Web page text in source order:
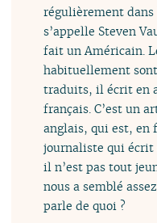
régulièrement dans
s’appelle Steven
fait un Américain.
habituellement
traduits, il écrit en
français. C’est un
anglais, qui est, en
journaliste qui écrit
il n’est pas tout
nous a semblé
parle de quoi ?